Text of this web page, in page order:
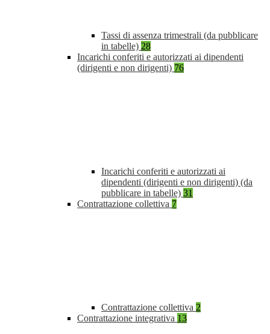
Tassi di assenza trimestrali (da pubblicare
in tabelle) 28
Incarichi conferiti e autorizzati ai dipendenti
(dirigenti e non dirigenti) 76
Incarichi conferiti e autorizzati ai
dipendenti (dirigenti e non dirigenti) (da
pubblicare in tabelle) 31
Contrattazione collettiva 7
Contrattazione collettiva 2
Contrattazione integrativa 13